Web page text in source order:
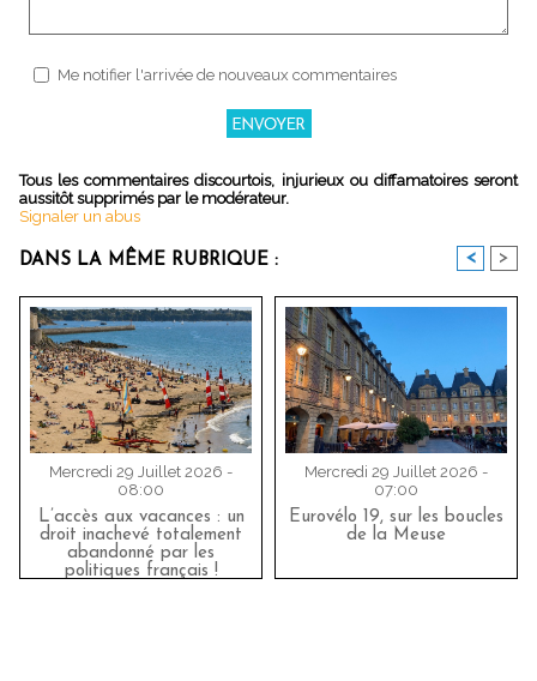
Me notifier l'arrivée de nouveaux commentaires
Tous les commentaires discourtois, injurieux ou diffamatoires seront
aussitôt supprimés par le modérateur.
Signaler un abus
DANS LA MÊME RUBRIQUE : < >
Mercredi 29 Juillet 2026 -
08:00
L’accès aux vacances : un
droit inachevé totalement
abandonné par les
politiques français !
Mercredi 29 Juillet 2026 -
07:00
Eurovélo 19, sur les boucles
de la Meuse